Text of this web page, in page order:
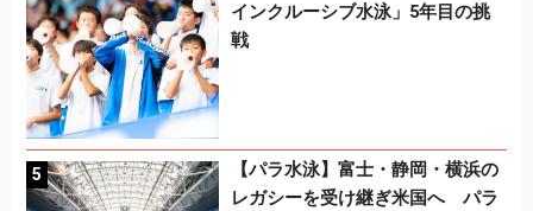
インクルーシブ水泳」5年目の挑
戦
【パラ水泳】富士・静岡・横浜の
レガシーを受け継ぎ米国へ パラ